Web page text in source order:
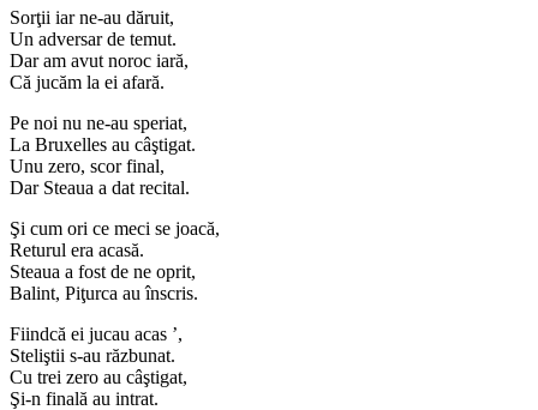
Sorţii iar ne-au dăruit,
Un adversar de temut.
Dar am avut noroc iară,
Că jucăm la ei afară.
Pe noi nu ne-au speriat,
La Bruxelles au câştigat.
Unu zero, scor final,
Dar Steaua a dat recital.
Şi cum ori ce meci se joacă,
Returul era acasă.
Steaua a fost de ne oprit,
Balint, Piţurca au înscris.
Fiindcă ei jucau acas ’,
Steliştii s-au răzbunat.
Cu trei zero au câştigat,
Şi-n finală au intrat.